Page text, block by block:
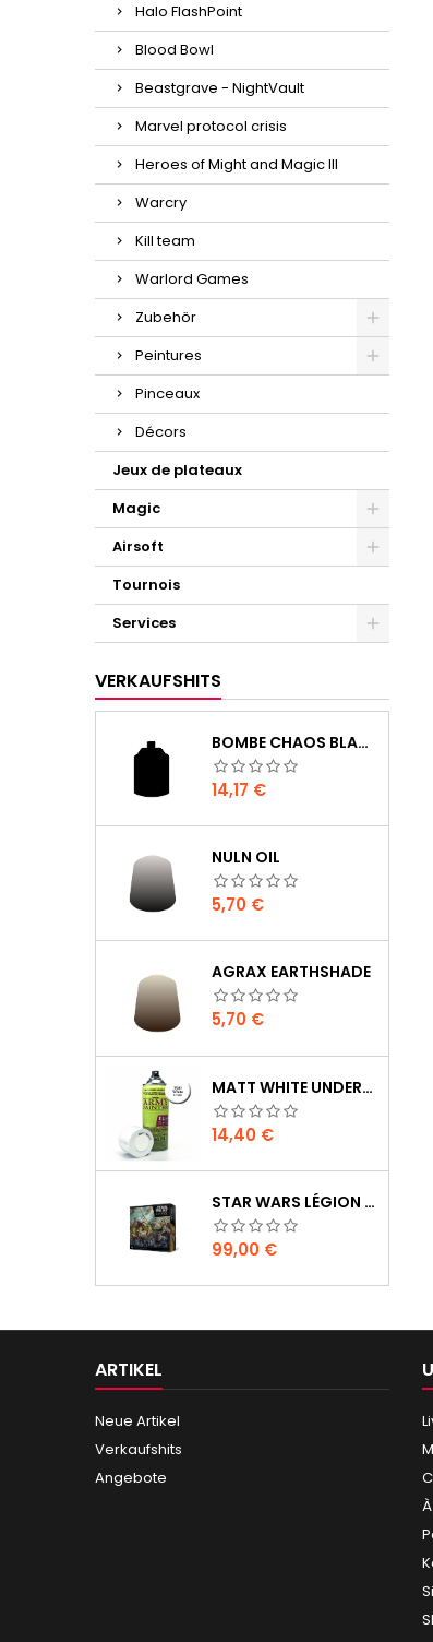
Halo FlashPoint
Blood Bowl
Beastgrave - NightVault
Marvel protocol crisis
Heroes of Might and Magic III
Warcry
Kill team
Warlord Games
Zubehör
Peintures
Pinceaux
Décors
Jeux de plateaux
Magic
Airsoft
Tournois
Services
VERKAUFSHITS
BOMBE CHAOS BLACK
Preis
14,17 €
NULN OIL
Preis
5,70 €
AGRAX EARTHSHADE
Preis
5,70 €
MATT WHITE UNDERCOAT
Preis
14,40 €
STAR WARS LÉGION : BOÎTE DE BASE CLONE WARS
Preis
99,00 €
ARTIKEL
Neue Artikel
Verkaufshits
Angebote